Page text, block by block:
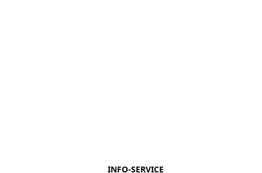
INFO-SERVICE